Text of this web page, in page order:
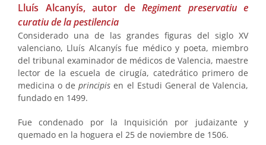
Lluís Alcanyís, autor de Regiment preservatiu e
curatiu de la pestilencia
Considerado una de las grandes figuras del siglo XV
valenciano, Lluís Alcanyís fue médico y poeta, miembro
del tribunal examinador de médicos de Valencia, maestre
lector de la escuela de cirugía, catedrático primero de
medicina o deprincipisen el Estudi General de Valencia,
fundado en 1499.
Fue condenado por la Inquisición por judaizante y
quemado en la hoguera el 25 de noviembre de 1506.